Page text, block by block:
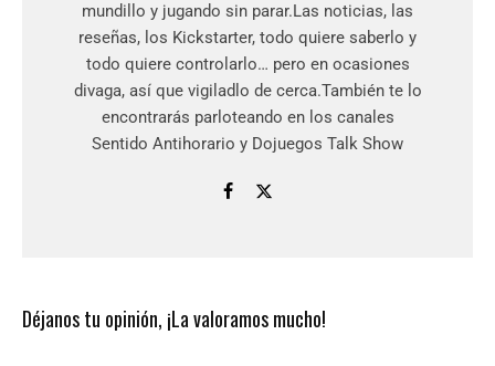
mundillo y jugando sin parar.Las noticias, las
reseñas, los Kickstarter, todo quiere saberlo y
todo quiere controlarlo… pero en ocasiones
divaga, así que vigiladlo de cerca.También te lo
encontrarás parloteando en los canales
Sentido Antihorario y Dojuegos Talk Show
Déjanos tu opinión, ¡La valoramos mucho!